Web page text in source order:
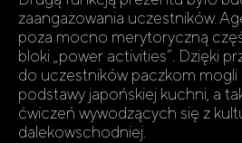
zaangażowania uczestników.
poza mocno merytoryczną
bloki „power activities”. Dzięki
do uczestników paczkom
podstawy japońskiej kuchni, a
ćwiczeń wywodzących się z
dalekowschodniej.